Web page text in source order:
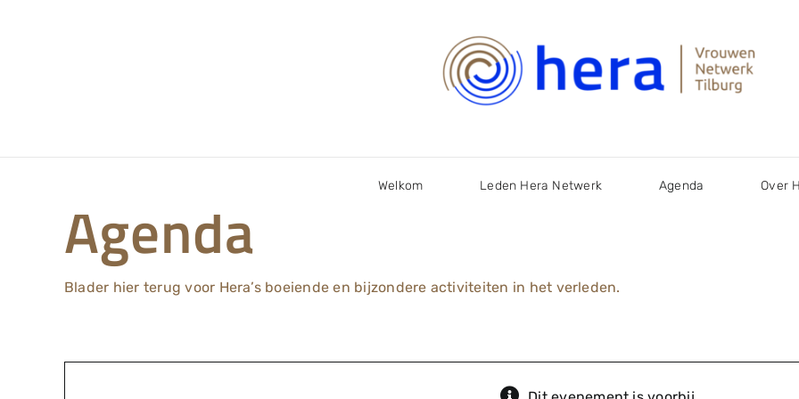
Welkom Leden Hera Netwerk Agenda Over
Agenda
Blader hier terug voor Hera’s boeiende en bijzondere activiteiten in het verleden.